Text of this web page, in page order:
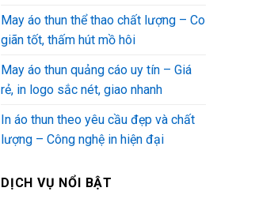
May áo thun thể thao chất lượng – Co
giãn tốt, thấm hút mồ hôi
May áo thun quảng cáo uy tín – Giá
rẻ, in logo sắc nét, giao nhanh
In áo thun theo yêu cầu đẹp và chất
lượng – Công nghệ in hiện đại
DỊCH VỤ NỔI BẬT